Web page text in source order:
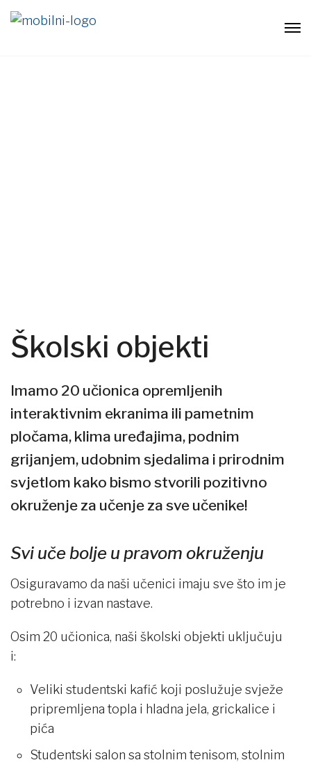
Školski objekti
Imamo 20 učionica opremljenih
interaktivnim ekranima ili pametnim
pločama, klima uređajima, podnim
grijanjem, udobnim sjedalima i prirodnim
svjetlom kako bismo stvorili pozitivno
okruženje za učenje za sve učenike!
Svi uče bolje u pravom okruženju
Osiguravamo da naši učenici imaju sve što im je
potrebno i izvan nastave.
Osim 20 učionica, naši školski objekti uključuju
i:
Veliki studentski kafić koji poslužuje svježe
pripremljena topla i hladna jela, grickalice i
pića
Studentski salon sa stolnim tenisom, stolnim